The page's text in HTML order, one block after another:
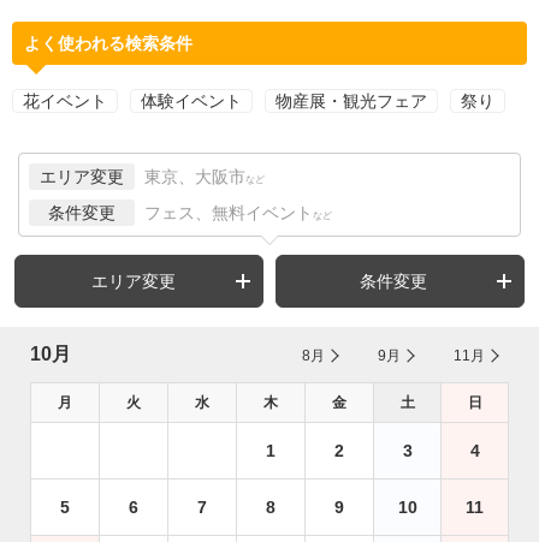
よく使われる検索条件
花イベント 体験イベント 物産展・観光フェア 祭り
エリア変更 東京、大阪市 など
条件変更 フェス、無料イベント など
エリア変更 条件変更
10月 8月 9月 11月
月 火 水 木 金 土 日
1 2 3 4
5 6 7 8 9 10 11